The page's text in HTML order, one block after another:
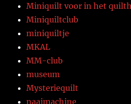
Miniquilt voor in het
Miniquiltclub
miniquiltje
MKAL
MM-club
museum
Mysteriequilt
naaimachine